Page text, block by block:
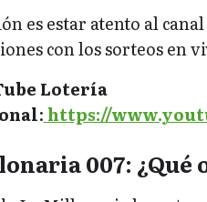
es estar atento al
con los sorteos en
Lotería
: https://
007: ¿Qué